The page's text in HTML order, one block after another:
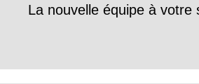
La nouvelle équipe à votre